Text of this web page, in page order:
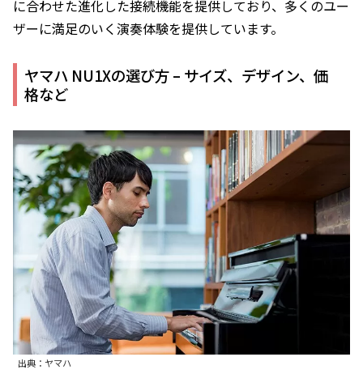
に合わせた進化した接続機能を提供しており、多くのユー
ザーに満足のいく演奏体験を提供しています。
ヤマハ NU1Xの選び方 – サイズ、デザイン、価
格など
出典：ヤマハ